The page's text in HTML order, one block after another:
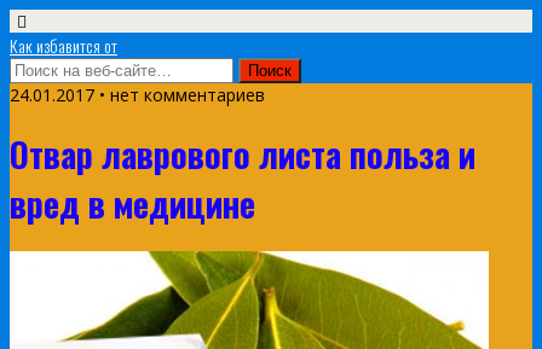
Как избавится от
24.01.2017 • нет комментариев
Отвар лаврового листа польза и
вред в медицине